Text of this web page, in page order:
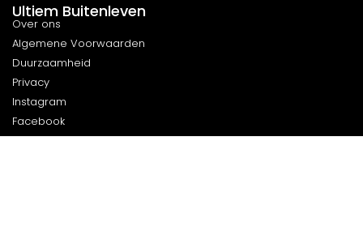
Ultiem Buitenleven
Over ons
Algemene Voorwaarden
Duurzaamheid
Privacy
Instagram
Facebook